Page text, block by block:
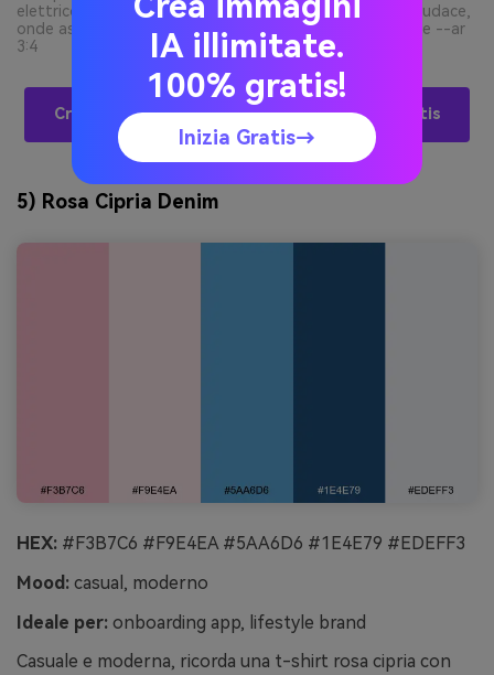
elettrico su sfondo mezzanotte profondo, tipografia audace,
onde astratte, layout stampa piatto su sfondo semplice --ar
3:4
Crea Visual Per Palette Rosa/blu Con L’IA Gratis
5) Rosa Cipria Denim
HEX: #F3B7C6 #F9E4EA #5AA6D6 #1E4E79 #EDEFF3
Mood: casual, moderno
Ideale per: onboarding app, lifestyle brand
Casuale e moderna, ricorda una t-shirt rosa cipria con
IA illimitate.
100% gratis!
Inizia Gratis→